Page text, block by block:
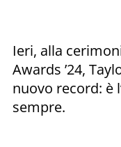
Ieri, alla
Awards ’24,
nuovo record: è
sempre.